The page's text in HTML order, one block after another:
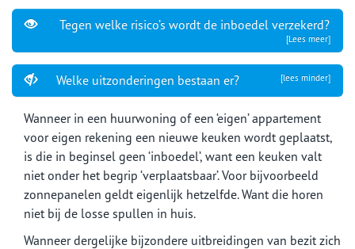
Tegen welke risico’s wordt de inboedel verzekerd?
[Lees meer]
Welke uitzonderingen bestaan er? [lees minder]
Wanneer in een huurwoning of een ‘eigen’ appartement
voor eigen rekening een nieuwe keuken wordt geplaatst,
is die in beginsel geen ‘inboedel’, want een keuken valt
niet onder het begrip ‘verplaatsbaar’. Voor bijvoorbeeld
zonnepanelen geldt eigenlijk hetzelfde. Want die horen
niet bij de losse spullen in huis.
Wanneer dergelijke bijzondere uitbreidingen van bezit zich